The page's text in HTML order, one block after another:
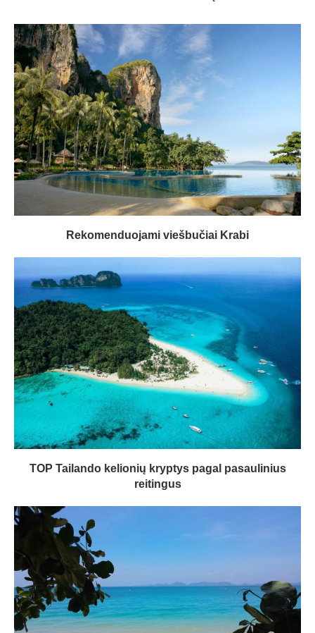
Rekomenduojami viešbučiai Krabi
TOP Tailando kelionių kryptys pagal pasaulinius
reitingus